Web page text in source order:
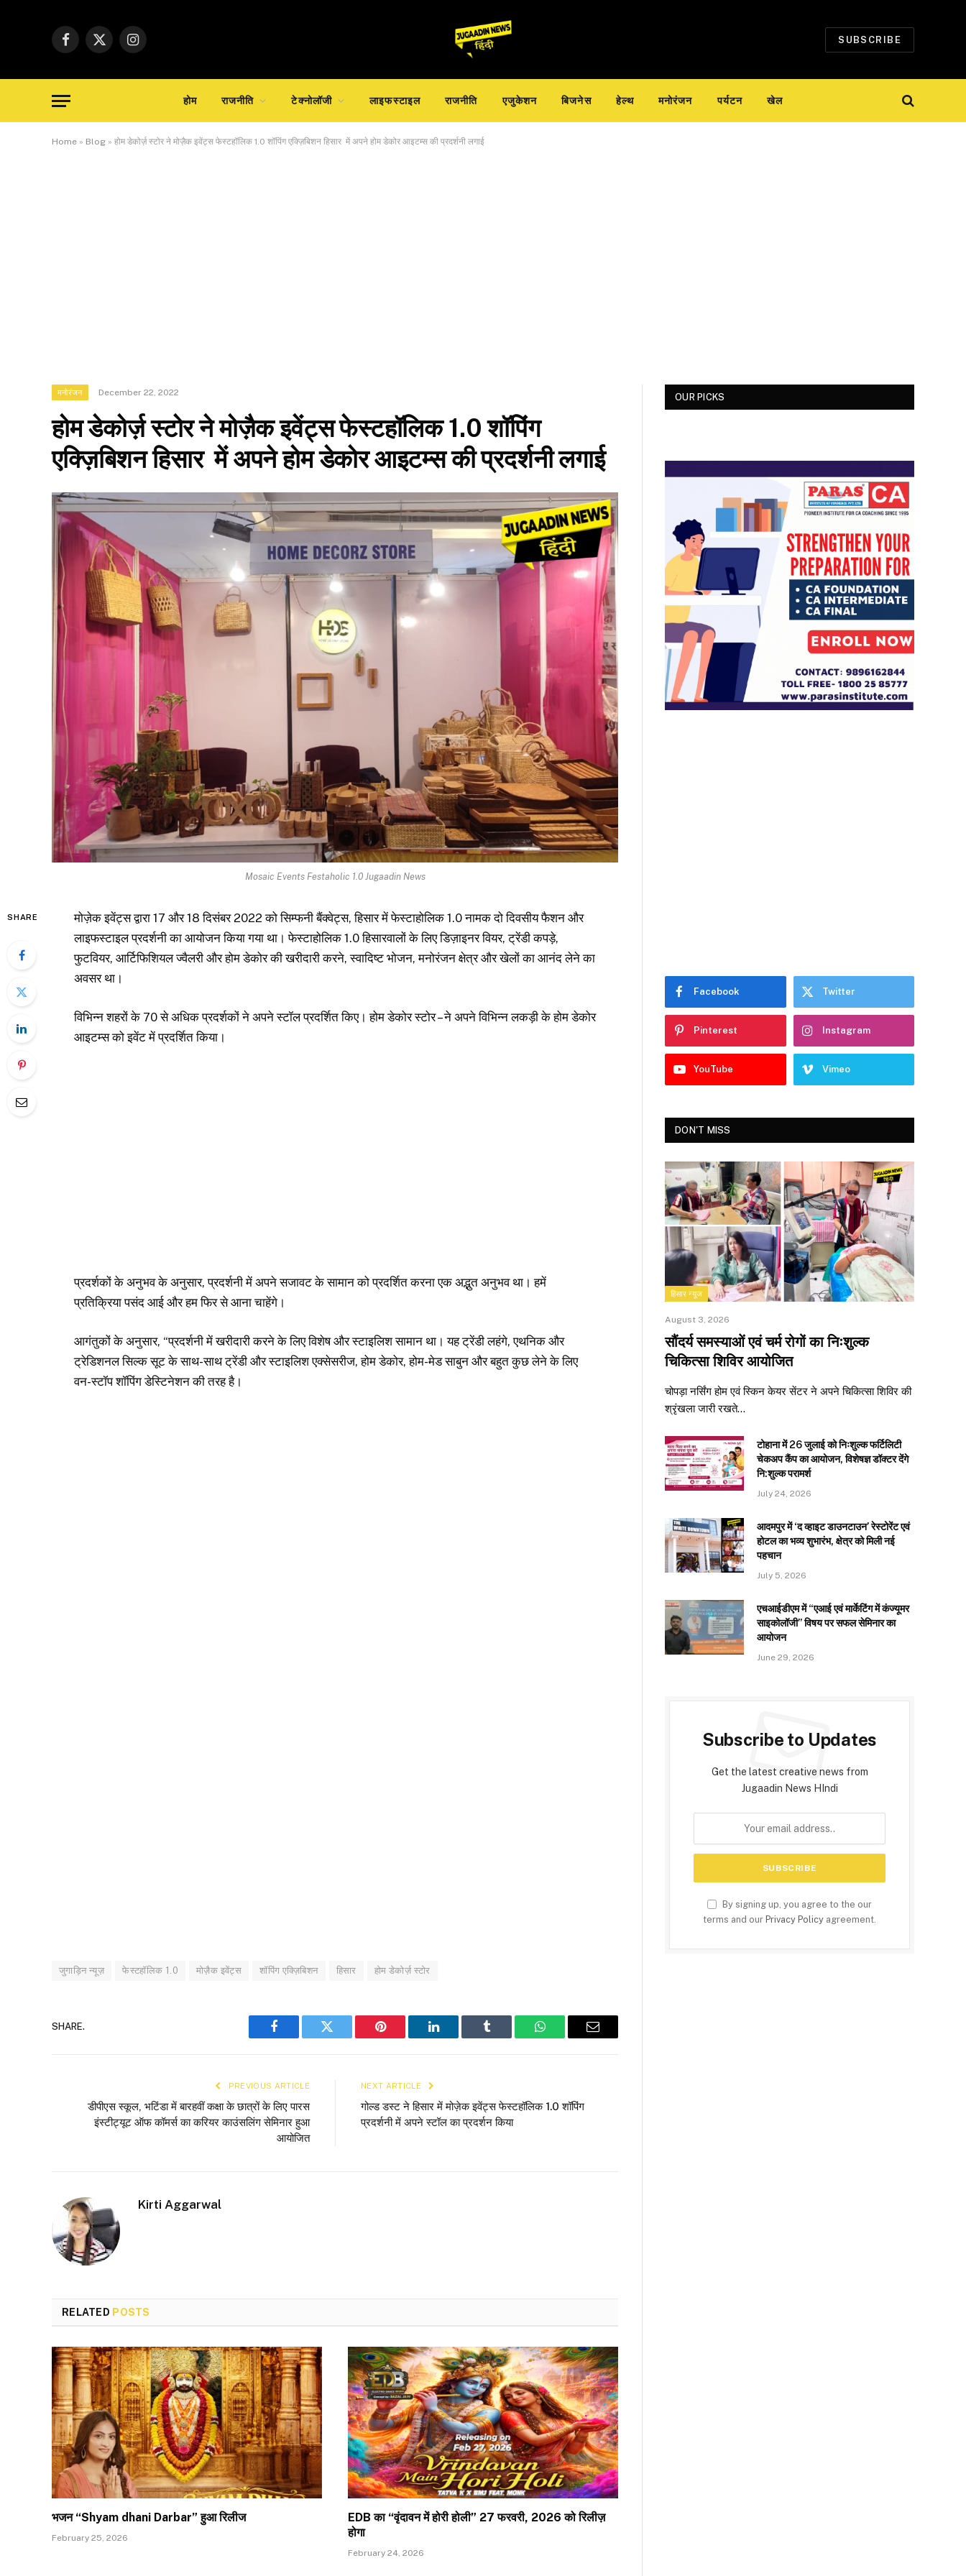
Facebook
X
Instagram
SUBSCRIBE
होम राजनीति टेक्नोलॉजी लाइफस्टाइल राजनीति एजुकेशन बिजनेस हेल्थ मनोरंजन पर्यटन खेल
Home » Blog » होम डेकोर्ज़ स्टोर ने मोज़ैक इवेंट्स फेस्टहॉलिक 1.0 शॉपिंग एक्ज़िबिशन हिसार में अपने होम डेकोर आइटम्स की प्रदर्शनी लगाई
मनोरंजन December 22, 2022
होम डेकोर्ज़ स्टोर ने मोज़ैक इवेंट्स फेस्टहॉलिक 1.0 शॉपिंग
एक्ज़िबिशन हिसार में अपने होम डेकोर आइटम्स की प्रदर्शनी लगाई
Mosaic Events Festaholic 1.0 Jugaadin News
SHARE
मोज़ेक इवेंट्स द्वारा 17 और 18 दिसंबर 2022 को सिम्फनी बैंक्वेट्स, हिसार में फेस्टाहोलिक 1.0 नामक दो दिवसीय फैशन और
लाइफस्टाइल प्रदर्शनी का आयोजन किया गया था। फेस्टाहोलिक 1.0 हिसारवालों के लिए डिज़ाइनर वियर, ट्रेंडी कपड़े,
फुटवियर, आर्टिफिशियल ज्वैलरी और होम डेकोर की खरीदारी करने, स्वादिष्ट भोजन, मनोरंजन क्षेत्र और खेलों का आनंद लेने का
अवसर था।
विभिन्न शहरों के 70 से अधिक प्रदर्शकों ने अपने स्टॉल प्रदर्शित किए। होम डेकोर स्टोर – ने अपने विभिन्न लकड़ी के होम डेकोर
आइटम्स को इवेंट में प्रदर्शित किया।
प्रदर्शकों के अनुभव के अनुसार, प्रदर्शनी में अपने सजावट के सामान को प्रदर्शित करना एक अद्भुत अनुभव था। हमें
प्रतिक्रिया पसंद आई और हम फिर से आना चाहेंगे।
आगंतुकों के अनुसार, “प्रदर्शनी में खरीदारी करने के लिए विशेष और स्टाइलिश सामान था। यह ट्रेंडी लहंगे, एथनिक और
ट्रेडिशनल सिल्क सूट के साथ-साथ ट्रेंडी और स्टाइलिश एक्सेसरीज, होम डेकोर, होम-मेड साबुन और बहुत कुछ लेने के लिए
वन-स्टॉप शॉपिंग डेस्टिनेशन की तरह है।
जुगाड़िन न्यूज़ फेस्टहॉलिक 1.0 मोज़ैक इवेंट्स शॉपिंग एक्ज़िबिशन हिसार होम डेकोर्ज़ स्टोर
SHARE.
Facebook Twitter Pinterest LinkedIn Tumblr WhatsAppEmail
PREVIOUS ARTICLE
डीपीएस स्कूल, भटिंडा में बारहवीं कक्षा के छात्रों के लिए पारस
इंस्टीट्यूट ऑफ कॉमर्स का करियर काउंसलिंग सेमिनार हुआ
आयोजित
NEXT ARTICLE
गोल्ड डस्ट ने हिसार में मोज़ेक इवेंट्स फेस्टहॉलिक 1.0 शॉपिंग
प्रदर्शनी में अपने स्टॉल का प्रदर्शन किया
Kirti Aggarwal
RELATED POSTS
भजन “Shyam dhani Darbar” हुआ रिलीज
February 25, 2026
EDB का “वृंदावन में होरी होली” 27 फरवरी, 2026 को रिलीज़
होगा
February 24, 2026
OUR PICKS
Facebook Twitter
Pinterest Instagram
YouTube Vimeo
DON'T MISS
हिसार न्यूज
August 3, 2026
सौंदर्य समस्याओं एवं चर्म रोगों का निःशुल्क
चिकित्सा शिविर आयोजित
चोपड़ा नर्सिंग होम एवं स्किन केयर सेंटर ने अपने चिकित्सा शिविर की
श्रृंखला जारी रखते…
टोहाना में 26 जुलाई को निःशुल्क फर्टिलिटी
चेकअप कैंप का आयोजन, विशेषज्ञ डॉक्टर देंगे
नि:शुल्क परामर्श
July 24, 2026
आदमपुर में ‘द व्हाइट डाउनटाउन’ रेस्टोरेंट एवं
होटल का भव्य शुभारंभ, क्षेत्र को मिली नई
पहचान
July 5, 2026
एचआईडीएम में “एआई एवं मार्केटिंग में कंज्यूमर
साइकोलॉजी” विषय पर सफल सेमिनार का
आयोजन
June 29, 2026
Subscribe to Updates
Get the latest creative news from
Jugaadin News HIndi
By signing up, you agree to the our
terms and our Privacy Policy agreement.